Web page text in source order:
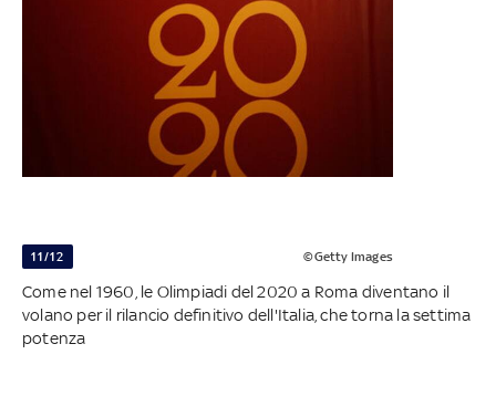
11/12 ©Getty Images
Come nel 1960, le Olimpiadi del 2020 a Roma diventano il
volano per il rilancio definitivo dell'Italia, che torna la settima
potenza